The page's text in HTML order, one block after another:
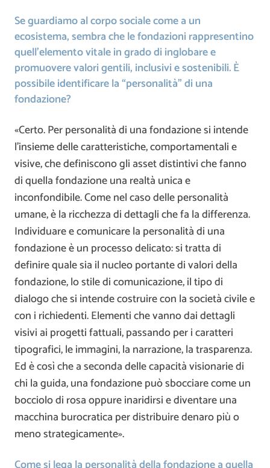
Se guardiamo al corpo sociale come a un
ecosistema, sembra che le fondazioni rappresentino
quell’elemento vitale in grado di inglobare e
promuovere valori gentili, inclusivi e sostenibili. È
possibile identificare la “personalità” di una
fondazione?
«Certo. Per personalità di una fondazione si intende
l’insieme delle caratteristiche, comportamentali e
visive, che definiscono gli asset distintivi che fanno
di quella fondazione una realtà unica e
inconfondibile. Come nel caso delle personalità
umane, è la ricchezza di dettagli che fa la differenza.
Individuare e comunicare la personalità di una
fondazione è un processo delicato: si tratta di
definire quale sia il nucleo portante di valori della
fondazione, lo stile di comunicazione, il tipo di
dialogo che si intende costruire con la società civile e
con i richiedenti. Elementi che vanno dai dettagli
visivi ai progetti fattuali, passando per i caratteri
tipografici, le immagini, la narrazione, la trasparenza.
Ed è così che a seconda delle capacità visionarie di
chi la guida, una fondazione può sbocciare come un
bocciolo di rosa oppure inaridirsi e diventare una
macchina burocratica per distribuire denaro più o
meno strategicamente».